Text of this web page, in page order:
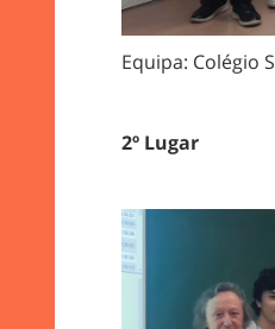
Equipa: Colégio
2º Lugar